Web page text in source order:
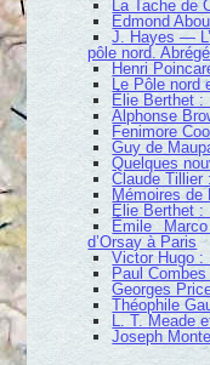
La Tache de
Edmond
J. Hayes —
pôle nord.
Henri
Le Pôle nord
Élie Berthet :
Alphonse
Fenimore
Guy de
Quelques
Claude
Mémoires de
Élie Berthet :
Émile
d’Orsay à Paris
Victor Hugo :
Paul
Georges
Théophile
L. T. Meade
Joseph